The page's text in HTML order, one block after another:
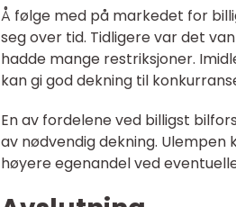
Å følge med på markedet for
seg over tid. Tidligere var det
hadde mange restriksjoner.
kan gi god dekning til
En av fordelene ved billigst
av nødvendig dekning.
høyere egenandel ved